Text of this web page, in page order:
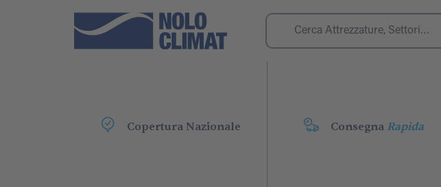
Copertura Nazionale Consegna Rapida